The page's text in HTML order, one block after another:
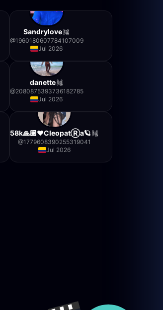
Sandrylove
@1960180607784107009
Jul 2026
danette
@2080875393736182785
Jul 2026
58k🙏🏽❤️CleopatⓇa🪐
@1779608390255319041
Jul 2026